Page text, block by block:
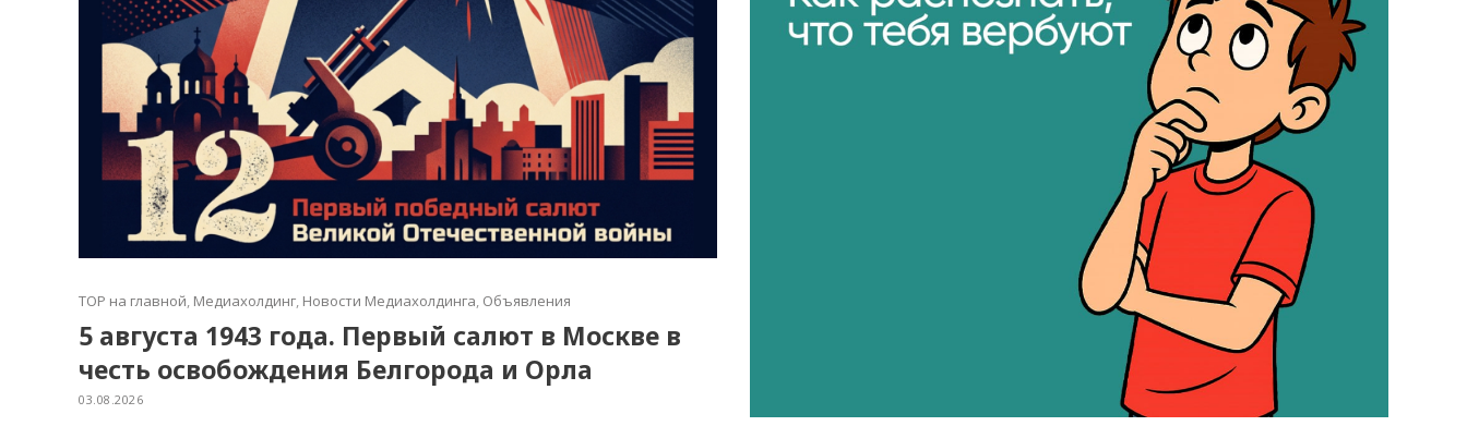
TOP на главной, Медиахолдинг, Новости Медиахолдинга, Объявления
5 августа 1943 года. Первый салют в Москве в
честь освобождения Белгорода и Орла
03.08.2026